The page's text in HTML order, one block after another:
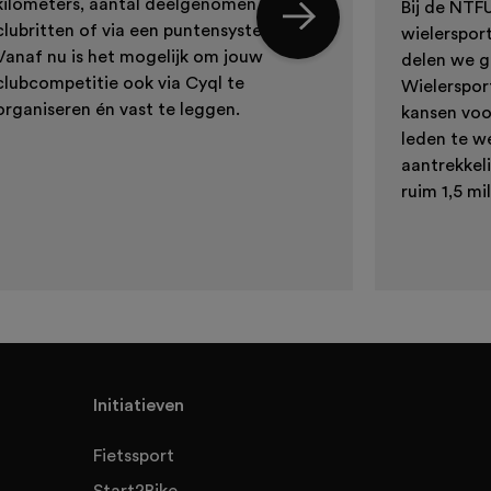
aantal deelgenomen
of via een puntensysteem.
nu is het mogelijk om jouw
ook via Cyql te
én vast te leggen.
Bij de
delen we
kansen
leden te
ruim 1,5
Initiatieven
Fietssport